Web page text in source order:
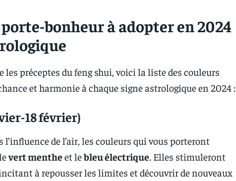
bonheur à adopter en 2024
les préceptes du feng shui, voici la liste des couleurs
et harmonie à chaque signe astrologique en 2024 :
18 février)
l’influence de l’air, les couleurs qui vous porteront
vert mentheet lebleu électrique. Elles stimuleront
à repousser les limites et découvrir de nouveaux